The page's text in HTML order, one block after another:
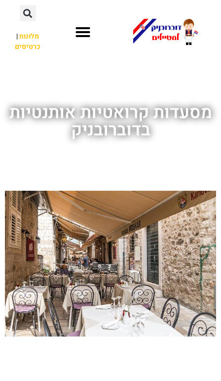
מלונות|
כרטיסים
מסעדות קרואטיות אותנטיות
בדוברובניק